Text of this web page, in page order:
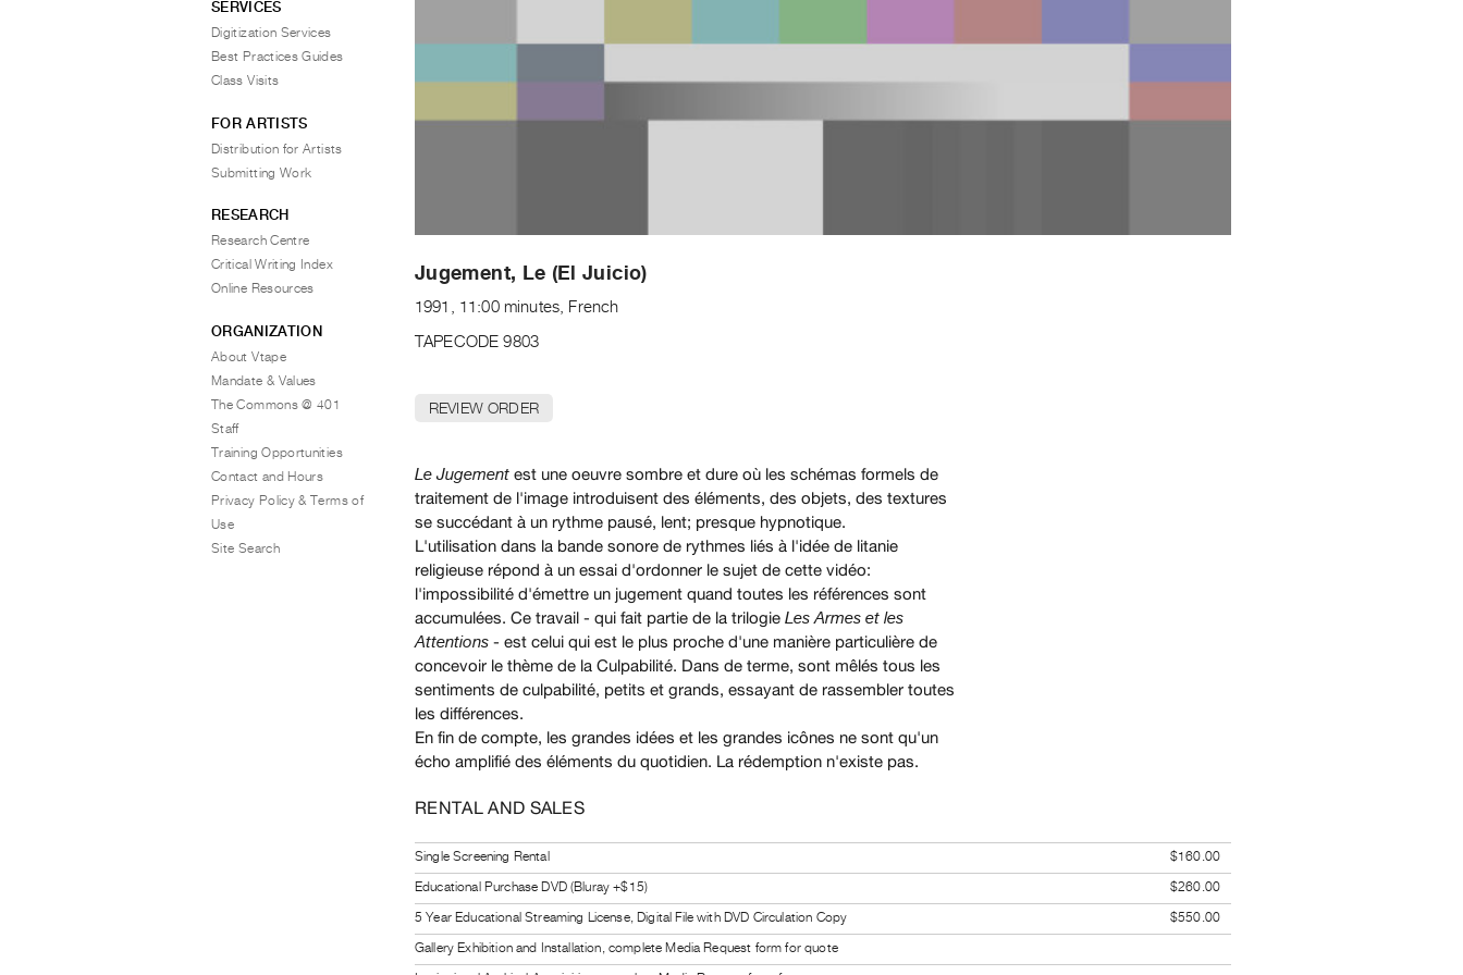
Jugement, Le (El Juicio)
1991, 11:00 minutes, French
TAPECODE 9803
REVIEW ORDER
Le Jugement est une oeuvre sombre et dure où les schémas formels de
traitement de l'image introduisent des éléments, des objets, des textures
se succédant à un rythme pausé, lent; presque hypnotique.
L'utilisation dans la bande sonore de rythmes liés à l'idée de litanie
religieuse répond à un essai d'ordonner le sujet de cette vidéo:
l'impossibilité d'émettre un jugement quand toutes les références sont
accumulées. Ce travail - qui fait partie de la trilogie Les Armes et les
Attentions - est celui qui est le plus proche d'une manière particulière de
concevoir le thème de la Culpabilité. Dans de terme, sont mêlés tous les
sentiments de culpabilité, petits et grands, essayant de rassembler toutes
les différences.
En fin de compte, les grandes idées et les grandes icônes ne sont qu'un
écho amplifié des éléments du quotidien. La rédemption n'existe pas.
RENTAL AND SALES
Single Screening Rental
$160.00
Educational Purchase DVD (Bluray +$15)
$260.00
5 Year Educational Streaming License, Digital File with DVD Circulation Copy
$550.00
Gallery Exhibition and Installation, complete Media Request form for quote
SERVICES
Digitization Services
Best Practices Guides
Class Visits
FOR ARTISTS
Distribution for Artists
Submitting Work
RESEARCH
Research Centre
Critical Writing Index
Online Resources
ORGANIZATION
About Vtape
Mandate & Values
The Commons @ 401
Staff
Training Opportunities
Contact and Hours
Privacy Policy & Terms of
Use
Site Search